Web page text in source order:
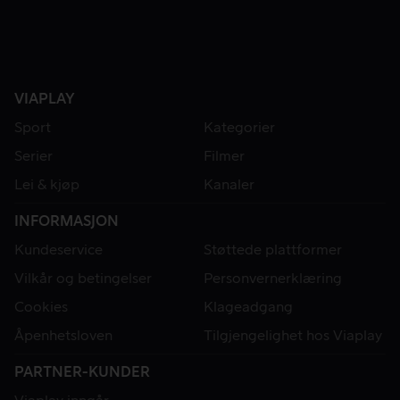
VIAPLAY
Sport
Kategorier
Serier
Filmer
Lei & kjøp
Kanaler
INFORMASJON
Kundeservice
Støttede plattformer
Vilkår og betingelser
Personvernerklæring
Cookies
Klageadgang
Åpenhetsloven
Tilgjengelighet hos Viaplay
PARTNER-KUNDER